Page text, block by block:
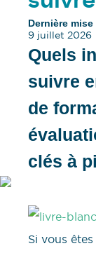
Dernière
9 juillet 2026
Quels
suivre
de
clés à
Si vous